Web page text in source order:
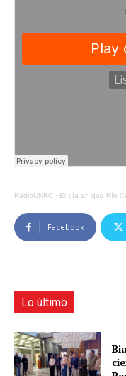
RadioUNRC · El día en que Río
Facebook
Lo último